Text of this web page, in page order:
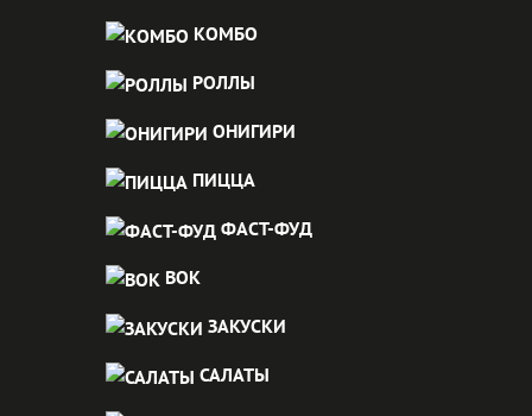
КОМБО
РОЛЛЫ
ОНИГИРИ
ПИЦЦА
ФАСТ-ФУД
ВОК
ЗАКУСКИ
САЛАТЫ